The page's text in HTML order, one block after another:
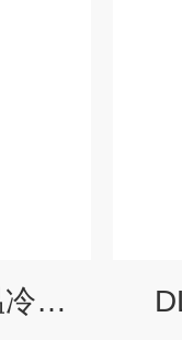
DLSB-10/20密闭低温冷却液循环泵